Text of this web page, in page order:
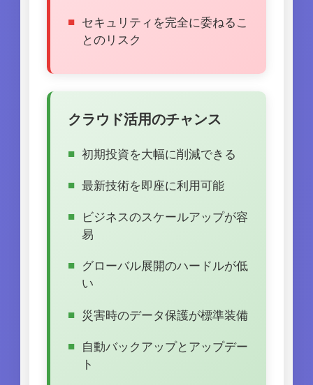
セキュリティを完全に委ねるこ
とのリスク
クラウド活用のチャンス
初期投資を大幅に削減できる
最新技術を即座に利用可能
ビジネスのスケールアップが容
易
グローバル展開のハードルが低
い
災害時のデータ保護が標準装備
自動バックアップとアップデー
ト